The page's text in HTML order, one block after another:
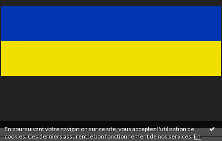
En poursuivant votre navigation sur ce site, vous acceptez l'utilisation de
cookies. Ces derniers assurent le bon fonctionnement de nos services.En